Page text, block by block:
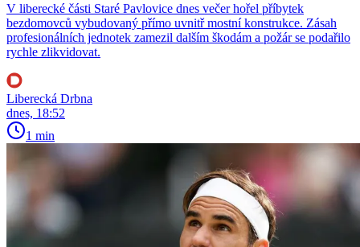
V liberecké části Staré Pavlovice dnes večer hořel příbytek
bezdomovců vybudovaný přímo uvnitř mostní konstrukce. Zásah
profesionálních jednotek zamezil dalším škodám a požár se podařilo
rychle zlikvidovat.
Liberecká Drbna
dnes, 18:52
1 min